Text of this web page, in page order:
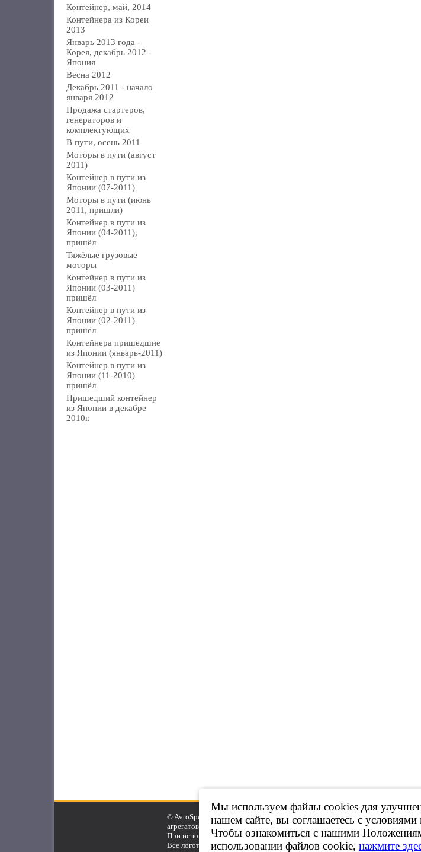
Контейнер, май, 2014
Контейнера из Кореи
2013
Январь 2013 года -
Корея, декабрь 2012 -
Япония
Весна 2012
Декабрь 2011 - начало
января 2012
Продажа стартеров,
генераторов и
комплектующих
В пути, осень 2011
Моторы в пути (август
2011)
Контейнер в пути из
Японии (07-2011)
Моторы в пути (июнь
2011, пришли)
Контейнер в пути из
Японии (04-2011),
пришёл
Тяжёлые грузовые
моторы
Контейнер в пути из
Японии (03-2011)
пришёл
Контейнер в пути из
Японии (02-2011)
пришёл
Контейнера пришедшие
из Японии (январь-2011)
Контейнер в пути из
Японии (11-2010)
пришёл
Пришедший контейнер
из Японии в декабре
2010г.
© AvtoSpeed.Ru, 2007-2025. Продажа контрактных ДВС, КПП и др.
агрегатов.
При использовании материалов сайта,ссылка на ресурс обязательна!
Все логотипы и торговые марки принадлежат их владельцам.
Мы используем файлы cookies для
нашем сайте, вы соглашаетесь с
Чтобы ознакомиться с нашими
использовании файлов cookie, нажмите